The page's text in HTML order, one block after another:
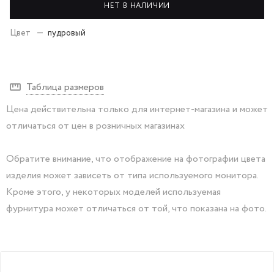
НЕТ В НАЛИЧИИ
Цвет — пудровый
Таблица размеров
Цена действительна только для интернет-магазина и может
отличаться от цен в розничных магазинах
Обратите внимание, что отображение на фотографии цвета
изделия может зависеть от типа используемого монитора.
Кроме этого, у некоторых моделей используемая
фурнитура может отличаться от той, что показана на фото.